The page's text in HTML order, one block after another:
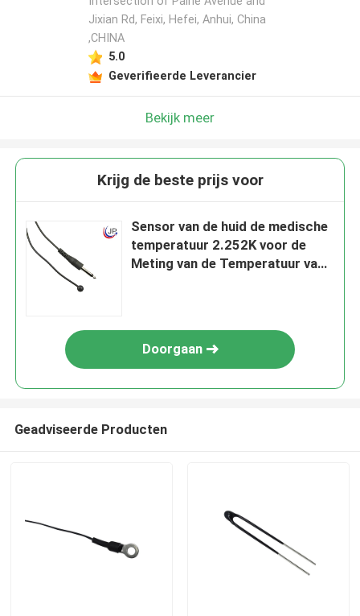
Jixian Rd, Feixi, Hefei, Anhui, China
,CHINA
5.0
Geverifieerde Leverancier
Bekijk meer
Krijg de beste prijs voor
Sensor van de huid de medische
temperatuur 2.252K voor de
Meting van de Temperatuur van
Doorgaan
Geadviseerde Producten